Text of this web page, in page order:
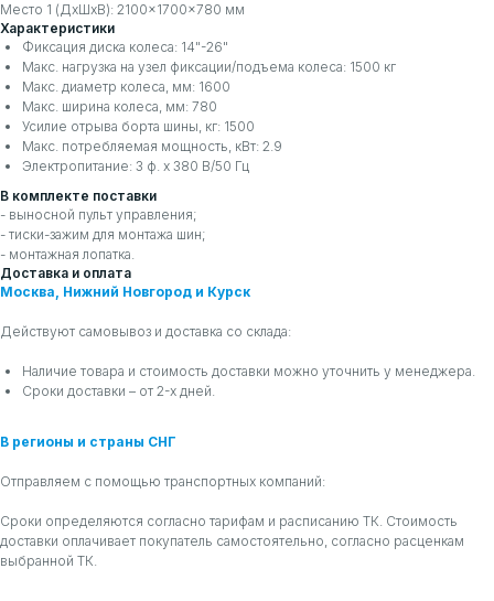
Место 1 (ДхШхВ): 2100×1700×780 мм
Характеристики
Фиксация диска колеса: 14"-26"
Макс. нагрузка на узел фиксации/подъема колеса: 1500 кг
Макс. диаметр колеса, мм: 1600
Макс. ширина колеса, мм: 780
Усилие отрыва борта шины, кг: 1500
Макс. потребляемая мощность, кВт: 2.9
Электропитание: 3 ф. х 380 В/50 Гц
В комплекте поставки
- выносной пульт управления;
- тиски-зажим для монтажа шин;
- монтажная лопатка.
Доставка и оплата
Москва, Нижний Новгород и Курск
Действуют самовывоз и доставка со склада:
Наличие товара и стоимость доставки можно уточнить у менеджера.
Сроки доставки – от 2-х дней.
В регионы и страны СНГ
Отправляем с помощью транспортных компаний:
Сроки определяются согласно тарифам и расписанию ТК. Стоимость
доставки оплачивает покупатель самостоятельно, согласно расценкам
выбранной ТК.